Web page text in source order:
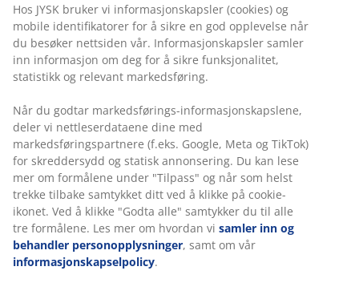
Hos JYSK bruker vi informasjonskapsler (cookies) og
mobile identifikatorer for å sikre en god opplevelse når
du besøker nettsiden vår. Informasjonskapsler samler
inn informasjon om deg for å sikre funksjonalitet,
statistikk og relevant markedsføring.
Når du godtar markedsførings-informasjonskapslene,
deler vi nettleserdataene dine med
markedsføringspartnere (f.eks. Google, Meta og TikTok)
for skreddersydd og statisk annonsering. Du kan lese
mer om formålene under "Tilpass" og når som helst
trekke tilbake samtykket ditt ved å klikke på cookie-
ikonet. Ved å klikke "Godta alle" samtykker du til alle
tre formålene. Les mer om hvordan vi samler inn og
behandler personopplysninger, samt om vår
informasjonskapselpolicy.